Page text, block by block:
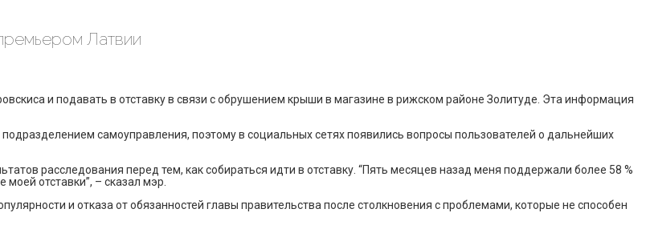
Латвии
и подавать в отставку в связи с обрушением крыши в магазине в рижском районе Золитуде. Эта информация
самоуправления, поэтому в социальных сетях появились вопросы пользователей о дальнейших
расследования перед тем, как собираться идти в отставку. “Пять месяцев назад меня поддержали более 58 %
отставки”, – сказал мэр.
и отказа от обязанностей главы правительства после столкновения с проблемами, которые не способен